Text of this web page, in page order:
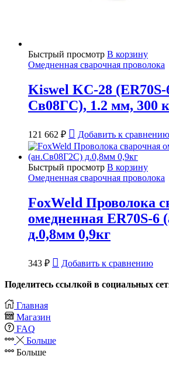
Быстрый просмотр В корзину
Омедненная сварочная проволока
Kiswel KC-28
Св08ГС), 1.2 мм, 300
121 662 ₽ Добавить к сравнению
Быстрый просмотр В корзину
Омедненная сварочная проволока
FoxWeld Проволока
омедненная ER70S-6
д.0,8мм 0,9кг
343 ₽ Добавить к сравнению
Поделитесь ссылкой в социальных
Главная
Магазин
FAQ
Больше
Больше